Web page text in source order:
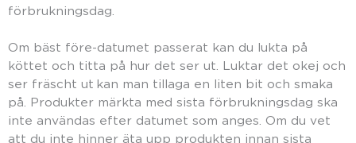
förbrukningsdag.
Om bäst före-datumet passerat kan du lukta på
köttet och titta på hur det ser ut. Luktar det okej och
ser fräscht ut kan man tillaga en liten bit och smaka
på. Produkter märkta med sista förbrukningsdag ska
inte användas efter datumet som anges. Om du vet
att du inte hinner äta upp produkten innan sista